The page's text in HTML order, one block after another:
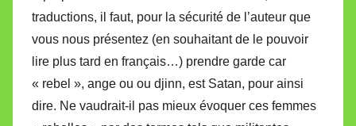
traductions, il faut, pour la sécurité de l’auteur que
vous nous présentez (en souhaitant de le pouvoir
lire plus tard en français…) prendre garde car
« rebel », ange ou ou djinn, est Satan, pour ainsi
dire. Ne vaudrait-il pas mieux évoquer ces femmes